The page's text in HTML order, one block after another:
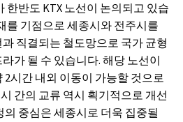
한반도 KTX 노선이 논의되고 있습
를 기점으로 세종시와 전주시를
직결되는 철도망으로 국가 균형
가 될 수 있습니다. 해당 노선이
2시간 내외 이동이 가능할 것으로
간의 교류 역시 획기적으로 개선
의 중심은 세종시로 더욱 집중될